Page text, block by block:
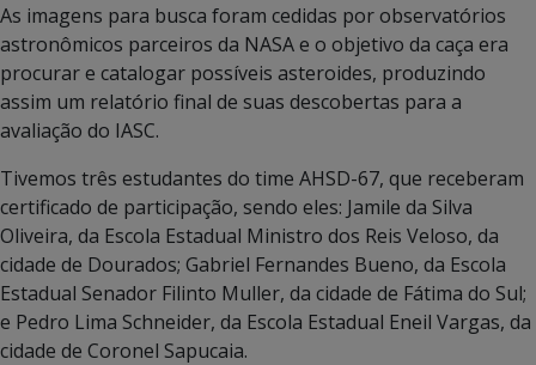
As imagens para busca foram cedidas por observatórios
astronômicos parceiros da NASA e o objetivo da caça era
procurar e catalogar possíveis asteroides, produzindo
assim um relatório final de suas descobertas para a
avaliação do IASC.
Tivemos três estudantes do time AHSD-67, que receberam
certificado de participação, sendo eles: Jamile da Silva
Oliveira, da Escola Estadual Ministro dos Reis Veloso, da
cidade de Dourados; Gabriel Fernandes Bueno, da Escola
Estadual Senador Filinto Muller, da cidade de Fátima do Sul;
e Pedro Lima Schneider, da Escola Estadual Eneil Vargas, da
cidade de Coronel Sapucaia.